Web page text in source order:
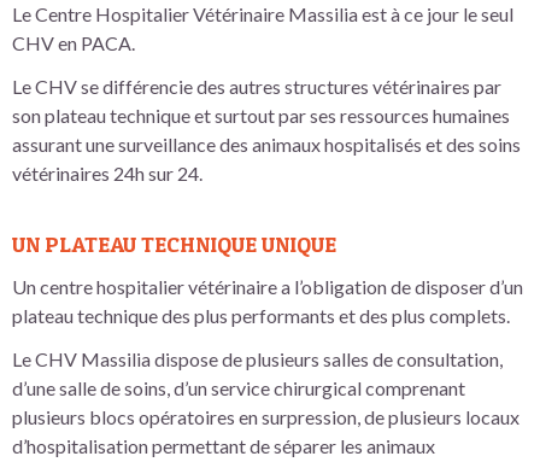
Le Centre Hospitalier Vétérinaire Massilia est à ce jour le seul
CHV en PACA.
Le CHV se différencie des autres structures vétérinaires par
son plateau technique et surtout par ses ressources humaines
assurant une surveillance des animaux hospitalisés et des soins
vétérinaires 24h sur 24.
UN PLATEAU TECHNIQUE UNIQUE
Un centre hospitalier vétérinaire a l’obligation de disposer d’un
plateau technique des plus performants et des plus complets.
Le CHV Massilia dispose de plusieurs salles de consultation,
d’une salle de soins, d’un service chirurgical comprenant
plusieurs blocs opératoires en surpression, de plusieurs locaux
d’hospitalisation permettant de séparer les animaux